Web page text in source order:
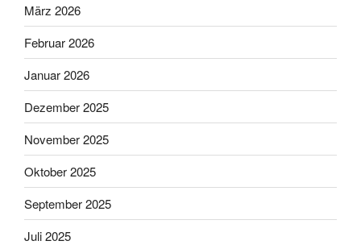
März 2026
Februar 2026
Januar 2026
Dezember 2025
November 2025
Oktober 2025
September 2025
Juli 2025